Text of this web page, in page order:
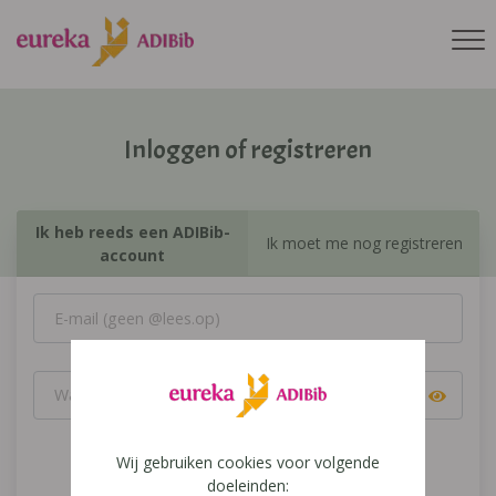
Inloggen of registreren
Ik heb reeds een ADIBib-
account
Ik moet me nog registreren
Inloggen
Wij gebruiken cookies voor volgende
doeleinden: